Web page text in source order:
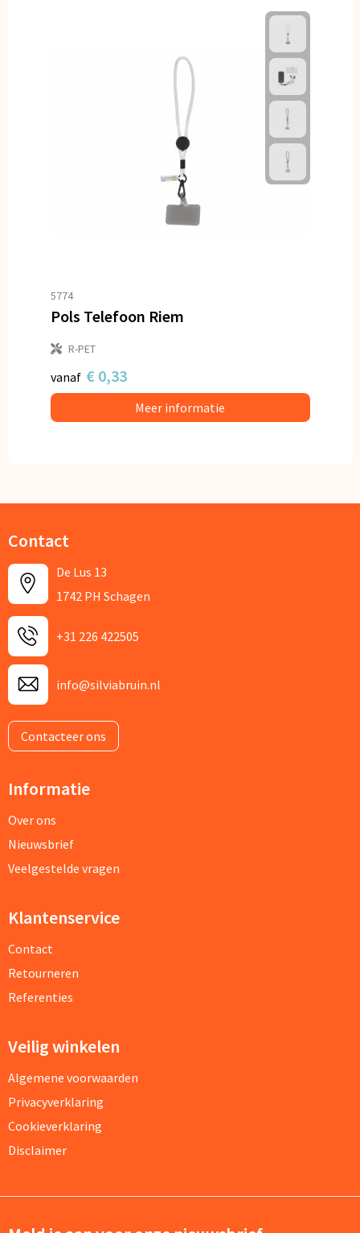
5774
Pols Telefoon Riem
R-PET
vanaf € 0,33
Meer informatie
Contact
De Lus 13
1742 PH Schagen
+31 226 422505
info@silviabruin.nl
Contacteer ons
Informatie
Over ons
Nieuwsbrief
Veelgestelde vragen
Klantenservice
Contact
Retourneren
Referenties
Veilig winkelen
Algemene voorwaarden
Privacyverklaring
Cookieverklaring
Disclaimer